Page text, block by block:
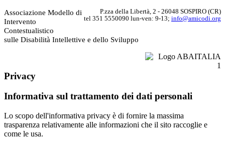
P.zza della Libertà, 2 - 26048 SOSPIRO (CR)
tel 351 5550090 lun-ven: 9-13; info@amicodi.org
Associazione Modello di
Intervento
Contestualistico
sulle Disabilità Intellettive e dello Sviluppo
Privacy
Informativa sul trattamento dei dati personali
Lo scopo dell'informativa privacy è di fornire la massima
trasparenza relativamente alle informazioni che il sito raccoglie e
come le usa.